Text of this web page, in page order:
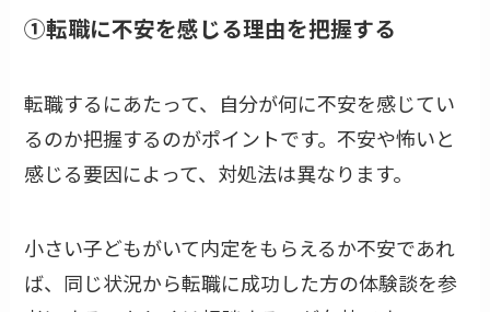
①転職に不安を感じる理由を把握する
転職するにあたって、自分が何に不安を感じてい
るのか把握するのがポイントです。不安や怖いと
感じる要因によって、対処法は異なります。
小さい子どもがいて内定をもらえるか不安であれ
ば、同じ状況から転職に成功した方の体験談を参